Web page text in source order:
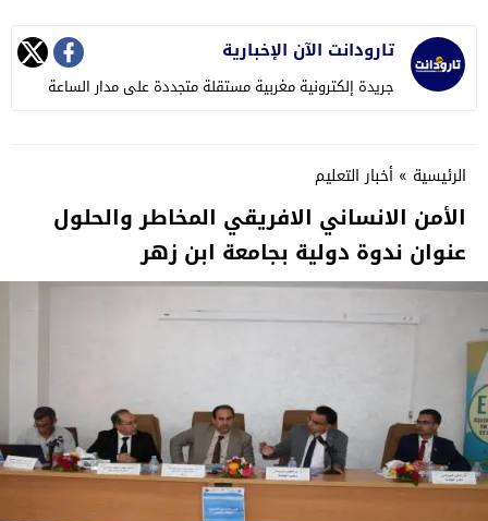
تارودانت الآن الإخبارية
جريدة إلكترونية مغربية مستقلة متجددة على مدار الساعة
الرئيسية » أخبار التعليم
الأمن الانساني الافريقي المخاطر والحلول
عنوان ندوة دولية بجامعة ابن زهر